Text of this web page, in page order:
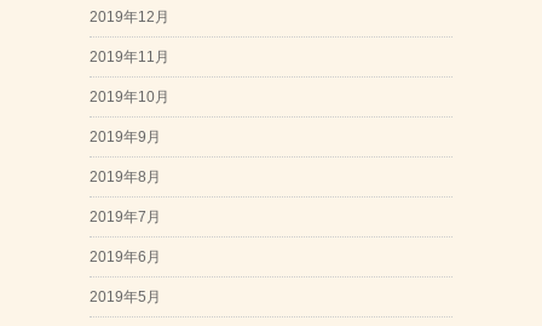
2019年12月
2019年11月
2019年10月
2019年9月
2019年8月
2019年7月
2019年6月
2019年5月